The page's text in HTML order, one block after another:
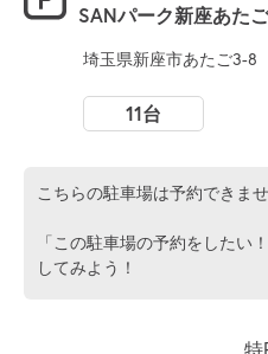
SANパーク新座あた
埼玉県新座市あたご3-8
11台
こちらの駐車場は予約できませ
「この駐車場の予約をしたい
してみよう！
特